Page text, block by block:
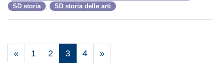
SD storia SD storia delle arti
« 1 2 3 4 »